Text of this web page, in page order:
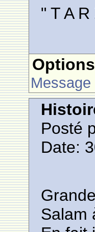
" T A
Message
Posté
Date:
Salam